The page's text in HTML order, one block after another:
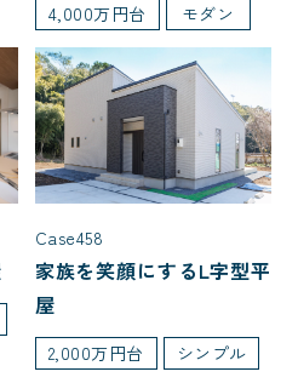
4,000万円台 モダン
Case458
家族を笑顔にするL字型平
屋
2,000万円台 シンプル
30代で建てた家
2人暮らし